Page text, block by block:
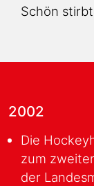
Schön
2002
Die
zum
der